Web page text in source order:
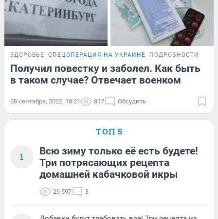
ЗДОРОВЬЕ СПЕЦОПЕРАЦИЯ НА УКРАИНЕ ПОДРОБНОСТИ
Получил повестку и заболел. Как быть
в таком случае? Отвечает военком
28 сентября, 2022, 18:21 817 Обсудить
ТОП 5
1
Всю зиму только её есть будете!
Три потрясающих рецепта
домашней кабачковой икры
29 597 3